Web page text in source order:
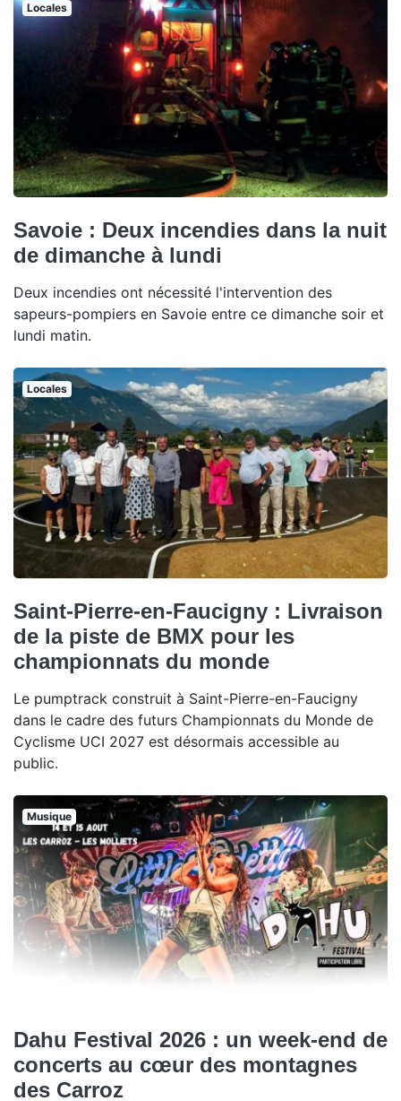
Locales
Savoie : Deux incendies dans la nuit
de dimanche à lundi
Deux incendies ont nécessité l'intervention des
sapeurs-pompiers en Savoie entre ce dimanche soir et
lundi matin.
Locales
Saint-Pierre-en-Faucigny : Livraison
de la piste de BMX pour les
championnats du monde
Le pumptrack construit à Saint-Pierre-en-Faucigny
dans le cadre des futurs Championnats du Monde de
Cyclisme UCI 2027 est désormais accessible au
public.
Musique
Dahu Festival 2026 : un week-end de
concerts au cœur des montagnes
des Carroz